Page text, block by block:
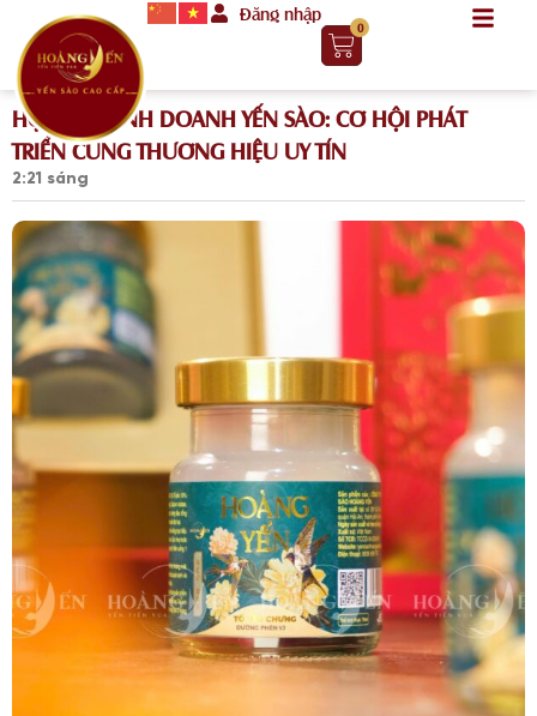
Đăng nhập
0
HỢP TÁC KINH DOANH YẾN SÀO: CƠ HỘI PHÁT
TRIỂN CÙNG THƯƠNG HIỆU UY TÍN
2:21 sáng